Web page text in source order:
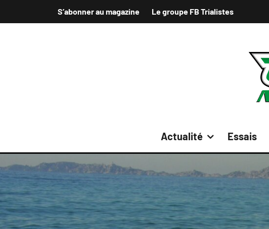
S’abonner au magazine Le groupe FB Trialistes
Actualité Essais